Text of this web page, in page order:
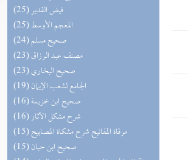
(25) فيض القدير
(25) المعجم الأوسط
(24) صحيح مسلم
(23) مصنف عبد الرزاق
(23) صحيح البخاري
(19) الجامع لشعب الإيمان
(16) صحيح ابن خزيمة
(16) شرح مشكل الآثار
(15) مرقاة المفاتيح شرح مشكاة المصابيح
(15) صحيح ابن حبان